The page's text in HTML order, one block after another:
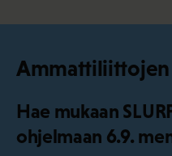
Ammattiliittojen
Hae mukaan
ohjelmaan 6.9.